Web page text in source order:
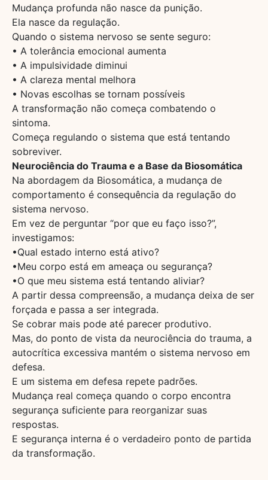
Mudança profunda não nasce da punição.
Ela nasce da regulação.
Quando o sistema nervoso se sente seguro:
• A tolerância emocional aumenta
• A impulsividade diminui
• A clareza mental melhora
• Novas escolhas se tornam possíveis
A transformação não começa combatendo o
sintoma.
Começa regulando o sistema que está tentando
sobreviver.
Neurociência do Trauma e a Base da Biosomática
Na abordagem da Biosomática, a mudança de
comportamento é consequência da regulação do
sistema nervoso.
Em vez de perguntar “por que eu faço isso?”,
investigamos:
•Qual estado interno está ativo?
•Meu corpo está em ameaça ou segurança?
•O que meu sistema está tentando aliviar?
A partir dessa compreensão, a mudança deixa de ser
forçada e passa a ser integrada.
Se cobrar mais pode até parecer produtivo.
Mas, do ponto de vista da neurociência do trauma, a
autocrítica excessiva mantém o sistema nervoso em
defesa.
E um sistema em defesa repete padrões.
Mudança real começa quando o corpo encontra
segurança suficiente para reorganizar suas
respostas.
E segurança interna é o verdadeiro ponto de partida
da transformação.